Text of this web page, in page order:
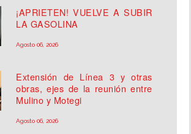
¡APRIETEN! VUELVE A SUBIR
LA GASOLINA
Agosto 06, 2026
Extensión de Línea 3 y otras
obras, ejes de la reunión entre
Mulino y Motegi
Agosto 06, 2026